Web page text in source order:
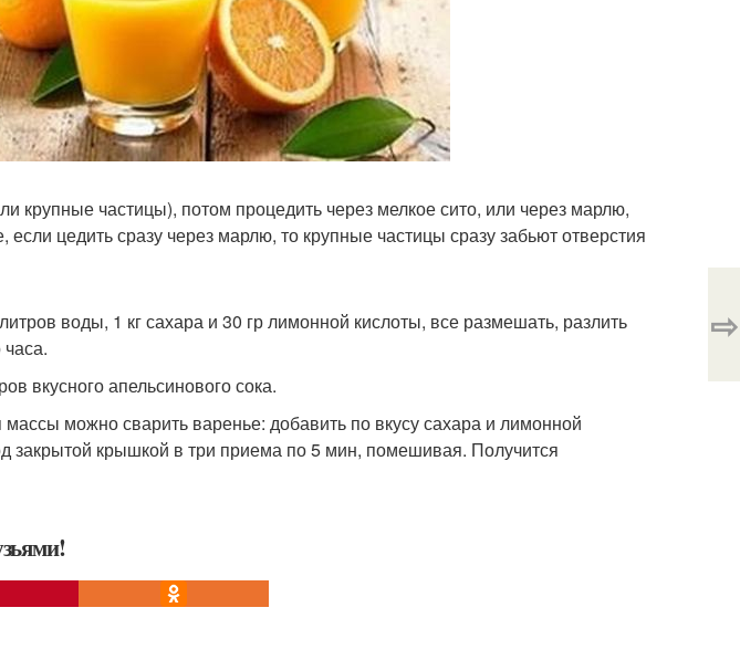
крупные частицы), потом процедить через мелкое сито, или через марлю,
цедить сразу через марлю, то крупные частицы сразу забьют отверстия
воды, 1 кг сахара и 30 гр лимонной кислоты, все размешать, разлить
вкусного апельсинового сока.
можно сварить варенье: добавить по вкусу сахара и лимонной
закрытой крышкой в три приема по 5 мин, помешивая. Получится
⇨